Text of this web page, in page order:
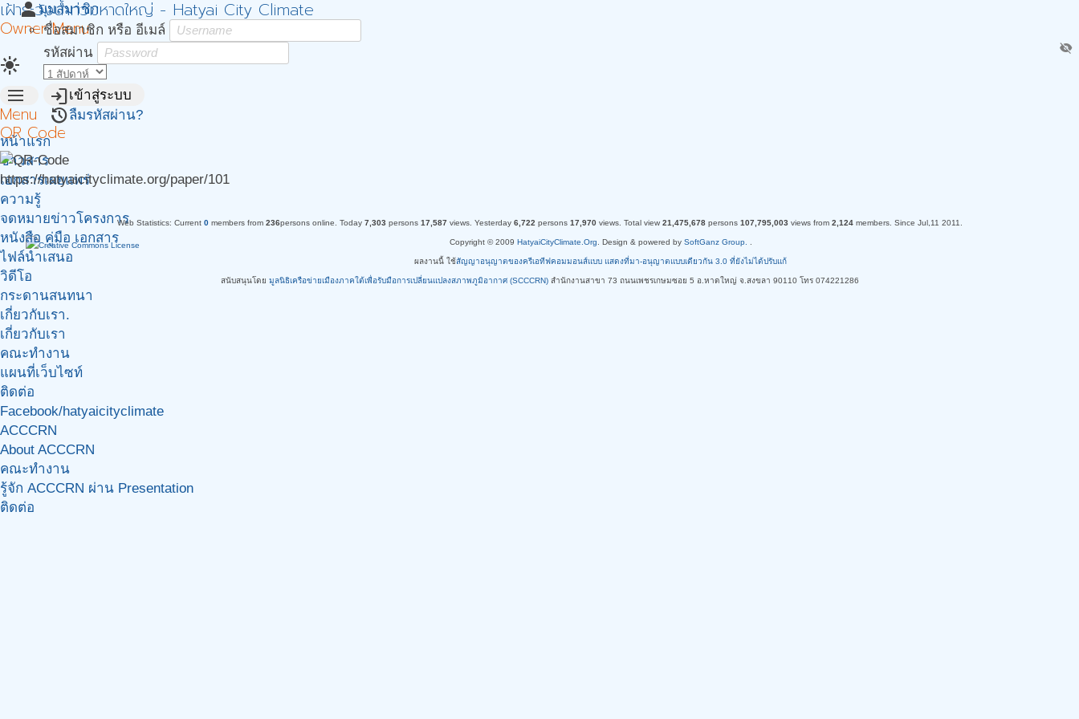
เฝ้าระวังน้ำท่วมหาดใหญ่ - Hatyai City Climate
Owner Menu
light_mode
personมุมสมาชิก
ชื่อสมาชิก หรือ อีเมล์
รหัสผ่าน
visibility_off
loginเข้าสู่ระบบ
restoreลืมรหัสผ่าน?
menu
Menu
หน้าแรก
ข่าวสาร
เอกสารเผยแพร่
ความรู้
จดหมายข่าวโครงการ
หนังสือ คู่มือ เอกสาร
ไฟล์นำเสนอ
วิดีโอ
กระดานสนทนา
เกี่ยวกับเรา.
เกี่ยวกับเรา
คณะทำงาน
แผนที่เว็บไซท์
ติดต่อ
Facebook/hatyaicityclimate
ACCCRN
About ACCCRN
คณะทำงาน
รู้จัก ACCCRN ผ่าน Presentation
ติดต่อ
QR Code
https://hatyaicityclimate.org/paper/101
Web Statistics: Current 0members from 236persons online. Today 7,303 persons 17,587views. Yesterday 6,722 persons 17,970views. Total view 21,475,678persons 107,795,003 views from 2,124members. Since Jul,11 2011.
Copyright © 2009 HatyaiCityClimate.Org . Design & powered by SoftGanz Group.
ผลงานนี้ ใช้สัญญาอนุญาตของครีเอทีฟคอมมอนส์แบบ แสดงที่มา-อนุญาตแบบเดียวกัน 3.0 ที่ยังไม่ได้ปรับแก้
สนับสนุนโดย มูลนิธิเครือข่ายเมืองภาคใต้เพื่อรับมือการเปลี่ยนแปลงสภาพภูมิอากาศ (SCCCRN)สำนักงานสาขา 73 ถนนเพชรเกษมซอย 5 อ.หาดใหญ่ จ.สงขลา 90110 โทร 074221286